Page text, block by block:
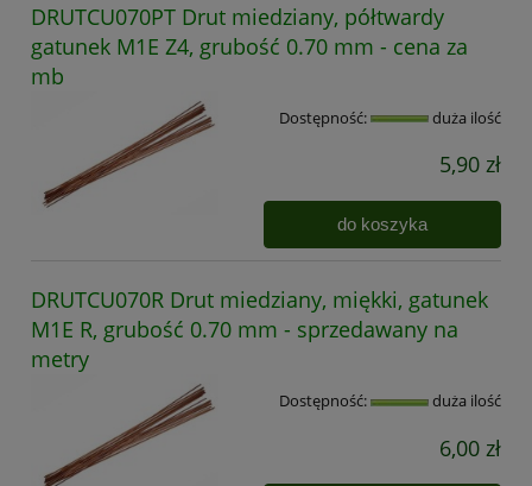
DRUTCU070PT Drut miedziany, półtwardy
gatunek M1E Z4, grubość 0.70 mm - cena za
mb
Dostępność: duża ilość
5,90 zł
do koszyka
DRUTCU070R Drut miedziany, miękki, gatunek
M1E R, grubość 0.70 mm - sprzedawany na
metry
Dostępność: duża ilość
6,00 zł